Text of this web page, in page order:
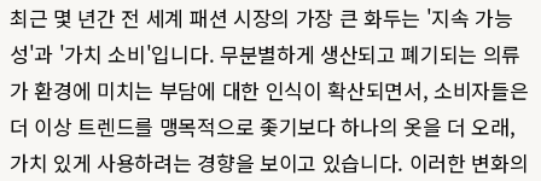
최근 몇 년간 전 세계 패션 시장의 가장 큰 화두는 '지속 가능
성'과 '가치 소비'입니다. 무분별하게 생산되고 폐기되는 의류
가 환경에 미치는 부담에 대한 인식이 확산되면서, 소비자들은
더 이상 트렌드를 맹목적으로 좇기보다 하나의 옷을 더 오래,
가치 있게 사용하려는 경향을 보이고 있습니다. 이러한 변화의